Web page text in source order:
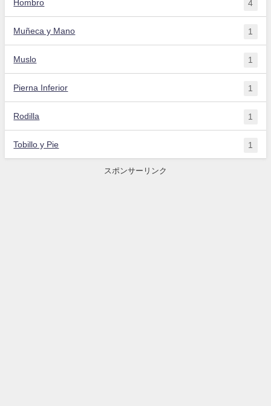
Hombro 4
Muñeca y Mano 1
Muslo 1
Pierna Inferior 1
Rodilla 1
Tobillo y Pie 1
スポンサーリンク